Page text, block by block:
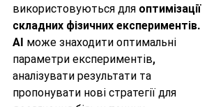
використовуються для оптимізації
складних фізичних експериментів.
AI може знаходити оптимальні
параметри експериментів,
аналізувати результати та
пропонувати нові стратегії для